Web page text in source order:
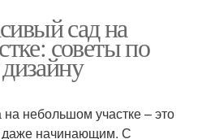
сад на
советы по
небольшом участке – это
даже начинающим. С